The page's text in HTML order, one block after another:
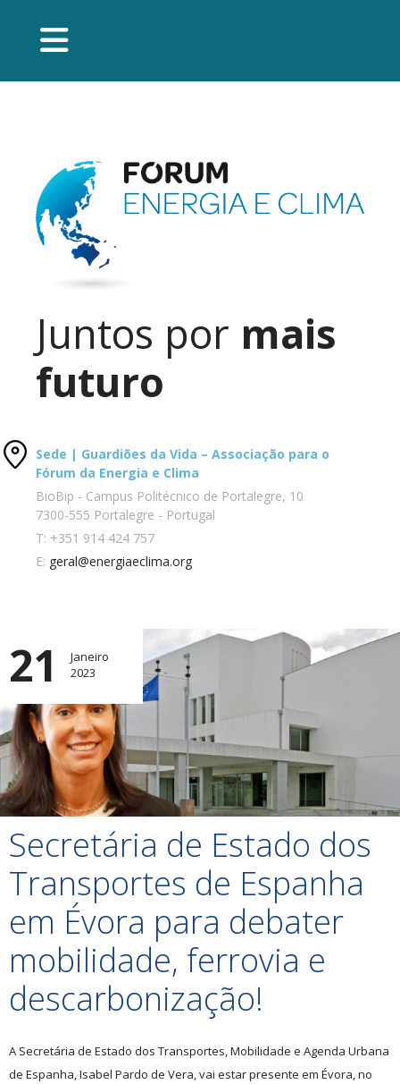
Juntos por mais
futuro
Sede | Guardiões da Vida – Associação para o
Fórum da Energia e Clima
BioBip - Campus Politécnico de Portalegre, 10
7300-555 Portalegre - Portugal
T: +351 914 424 757
E: geral@energiaeclima.org
21
Janeiro
2023
Secretária de Estado dos
Transportes de Espanha
em Évora para debater
mobilidade, ferrovia e
descarbonização!
A Secretária de Estado dos Transportes, Mobilidade e Agenda Urbana
de Espanha, Isabel Pardo de Vera, vai estar presente em Évora, no